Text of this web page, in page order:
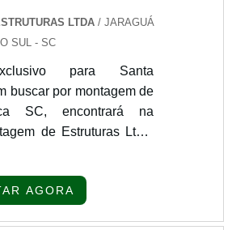
LTDA / JARAGUÁ
SUL - SC
para Santa
buscar por montagem de
SC, encontrará na
de Estruturas Ltda.
o cliente deve
que se destaque
AGORA